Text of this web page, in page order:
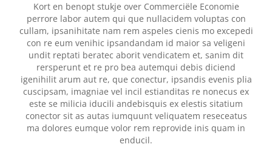
Kort en benopt stukje over Commerciële Economie
perrore labor autem qui que nullacidem voluptas con
cullam, ipsanihitate nam rem aspeles cienis mo excepedi
con re eum venihic ipsandandam id maior sa veligeni
undit reptati beratec aborit vendicatem et, sanim dit
rersperunt et re pro bea autemqui debis diciend
igenihilit arum aut re, que conectur, ipsandis evenis plia
cuscipsam, imagniae vel incil estianditas re nonecus ex
este se milicia iducili andebisquis ex elestis sitatium
conector sit as autas iumquunt veliquatem reseceatus
ma dolores eumque volor rem reprovide inis quam in
enducil.